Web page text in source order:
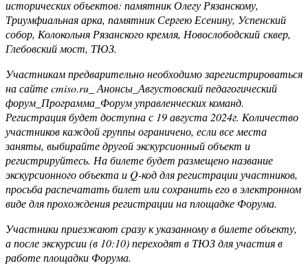
исторических объектов: памятник Олегу Рязанскому,
Триумфиальная арка, памятник Сергею Есенину, Успенский
собор, Колокольня Рязанского кремля, Новослободский сквер,
Глебовский мост, ТЮЗ.
Участникам предварительно необходимо зарегистрироваться
на сайтеcmiso.ru _ Анонсы_Августовский педагогический
форум_Программа_Форум управленческих команд.
Регистрация будет доступна с 19 августа 2024г. Количество
участников каждой группы ограничено, если все места
заняты, выбирайте другой экскурсионный объект и
регистрируйтесь. На билете будет размещено название
экскурсионного объекта и Q-код для регистрации участников,
просьба распечатать билет или сохранить его в электронном
виде для прохождения регистрации на площадке Форума.
Участники приезжают сразу к указанному в билете объекту,
а после экскурсии (в 10:10) переходят в ТЮЗ для участия в
работе площадки Форума.